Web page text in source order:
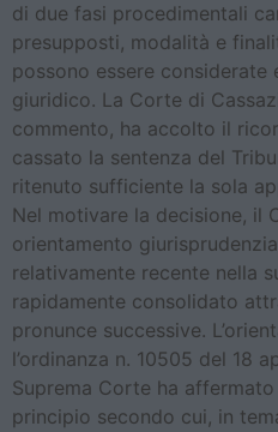
di due fasi procedimentali
presupposti, modalità e
possono essere considerate
giuridico. La Corte di
commento, ha accolto il
cassato la sentenza del
ritenuto sufficiente la sola
Nel motivare la decisione, il
orientamento
relativamente recente nella
rapidamente consolidato
pronunce successive.
l’ordinanza n. 10505 del 18
Suprema Corte ha
principio secondo cui, in